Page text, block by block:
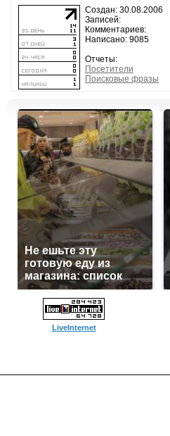
Создан: 30.08.2006
Записей:
Комментариев:
Написано: 9085
Отчеты:
Посетители
Поисковые фразы
Не ешьте эту
готовую еду из
магазина: список
LiveInternet